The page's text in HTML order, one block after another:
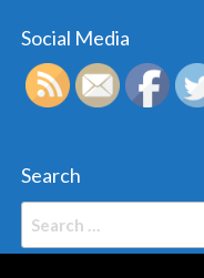
Social Media
Search